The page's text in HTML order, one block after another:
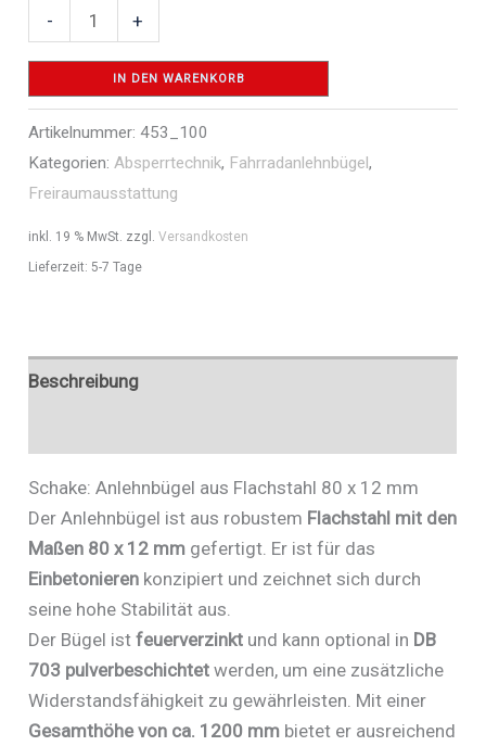
-
Anlehnbügel
aus
80
x
12
mm
Art.Nr.
+
IN DEN WARENKORB
Artikelnummer:453_100
Kategorien:Absperrtechnik, Fahrradanlehnbügel,
Freiraumausstattung
inkl. 19 % MwSt. zzgl.Versandkosten
Lieferzeit: 5-7 Tage
Beschreibung
Schake: Anlehnbügel aus Flachstahl 80 x 12 mm
Der Anlehnbügel ist aus robustem Flachstahl mit den
Maßen 80 x 12 mm gefertigt. Er ist für das
Einbetonieren konzipiert und zeichnet sich durch
seine hohe Stabilität aus.
Der Bügel istfeuerverzinkt und kann optional in DB
703 pulverbeschichtet werden, um eine zusätzliche
Widerstandsfähigkeit zu gewährleisten. Mit einer
Gesamthöhe von ca. 1200 mm bietet er ausreichend